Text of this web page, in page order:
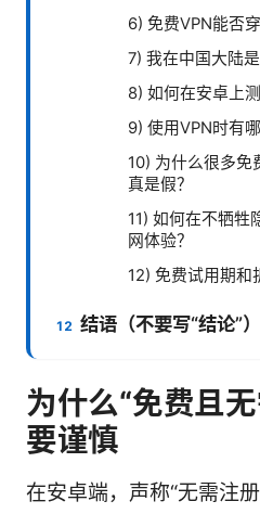
6) 免费VPN能否
7) 我在中国大陆
8) 如何在安卓上
9) 使用VPN时有
10) 为什么很多免
真是假？
11) 如何在不牺牲
网体验？
12) 免费试用期和
结语（不要写“结论”）
为什么“免费且
要谨慎
在安卓端，声称“无需注